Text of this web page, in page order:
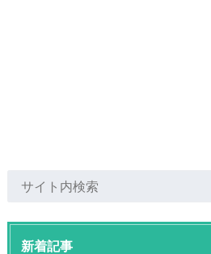
新着記事